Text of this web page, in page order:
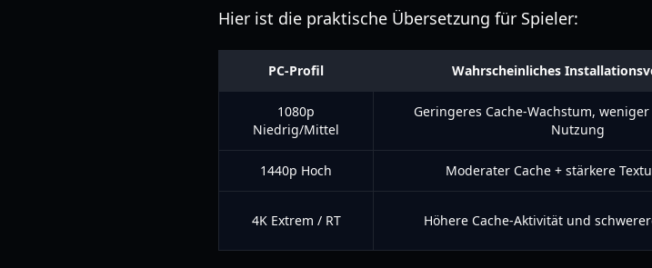
Hier ist die praktische Übersetzung für Spieler:
PC-Profil Wahrscheinliches
1080p
Niedrig/Mittel
Geringeres Cache-Wachstum,
Nutzung
1440p Hoch Moderater Cache + stärkere
4K Extrem / RT Höhere Cache-Aktivität und